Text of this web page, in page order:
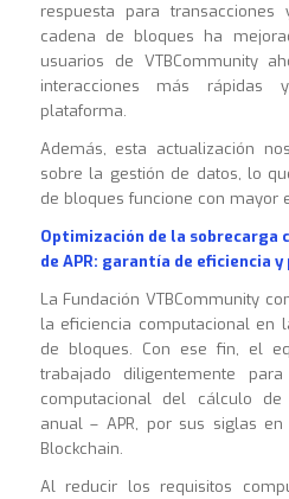
respuesta para
cadena de bloques ha
usuarios de VTBCommunity
interacciones más
plataforma.
Además, esta actualización
sobre la gestión de datos, lo
de bloques funcione con mayor
Optimización de la sobrecarga
de APR: garantía de eficiencia y
La Fundación VTBCommunity
la eficiencia computacional en
de bloques. Con ese fin, el
trabajado diligentemente
computacional del cálculo de
anual – APR, por sus siglas
Blockchain.
Al reducir los requisitos